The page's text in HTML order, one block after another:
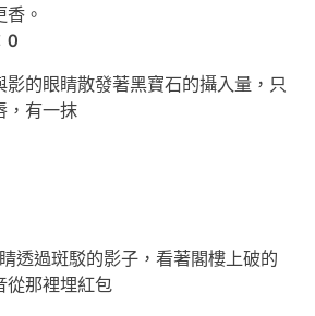
。
0
影的眼睛散發著黑寶石的攝入量，只
，有一抹
透過斑駁的影子，看著閣樓上破的
從那裡埋紅包